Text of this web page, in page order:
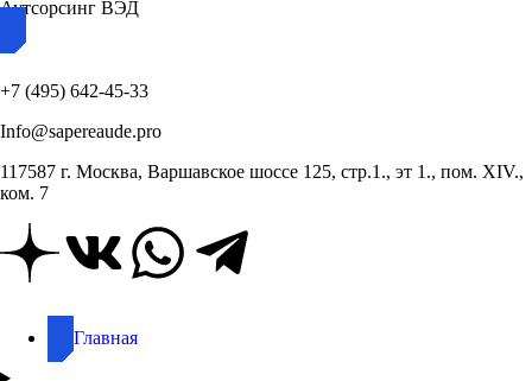
Аутсорсинг ВЭД
+7 (495) 642-45-33
Info@sapereaude.pro
117587 г. Москва, Варшавское шоссе 125, стр.1., эт 1., пом. XIV.,
ком. 7
Главная